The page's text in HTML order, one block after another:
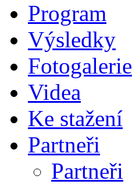
Program
Výsledky
Fotogalerie
Videa
Ke stažení
Partneři
Partneři